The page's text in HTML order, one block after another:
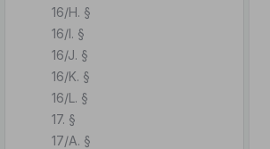
16/H. §
16/I. §
16/J. §
16/K. §
16/L. §
17. §
17/A. §